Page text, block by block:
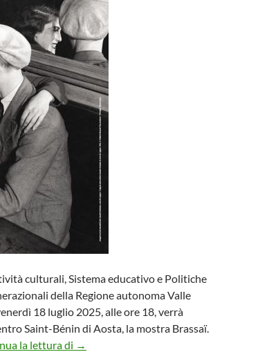
culturali, Sistema educativo e Politiche
della Regione autonoma Valle
18 luglio 2025, alle ore 18, verrà
Saint-Bénin di Aosta, la mostra Brassaï.
la lettura di Mostra BRASSAÏ. L’occhio di Parigi ad
→